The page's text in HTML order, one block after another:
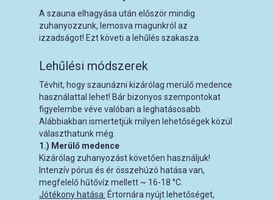
A szauna elhagyása után először mindig
zuhanyozzunk, lemosva magunkról az
izzadságot! Ezt követi a lehűlés szakasza.
Lehűlési módszerek
Tévhit, hogy szaunázni kizárólag merülő medence
használattal lehet! Bár bizonyos szempontokat
figyelembe véve valóban a leghatásosabb.
Alábbiakban ismertetjük milyen lehetőségek közül
választhatunk még.
1.) Merülő medence
Kizárólag zuhanyozást követően használjuk!
Intenzív pórus és ér összehúzó hatása van,
megfelelő hűtővíz mellett ~ 16-18 °C.
Jótékony hatása: Értornára nyújt lehetőséget,